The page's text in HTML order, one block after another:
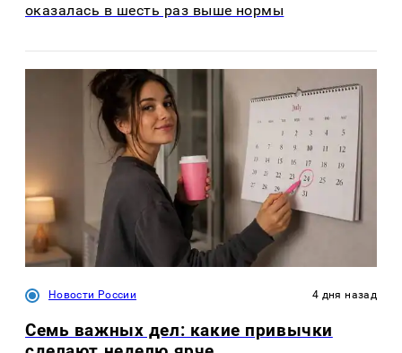
оказалась в шесть раз выше нормы
Новости России 4 дня назад
Семь важных дел: какие привычки